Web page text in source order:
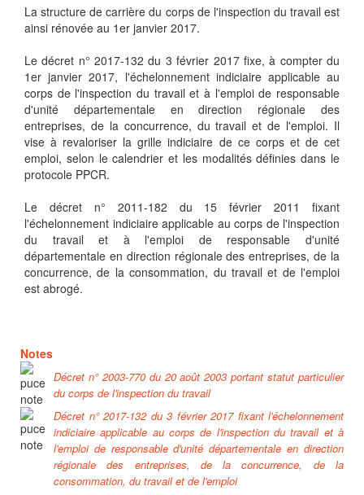
La structure de carrière du corps de l'inspection du travail est
ainsi rénovée au 1er janvier 2017.
Le décret n° 2017-132 du 3 février 2017 fixe, à compter du
1er janvier 2017, l'échelonnement indiciaire applicable au
corps de l'inspection du travail et à l'emploi de responsable
d'unité départementale en direction régionale des
entreprises, de la concurrence, du travail et de l'emploi. Il
vise à revaloriser la grille indiciaire de ce corps et de cet
emploi, selon le calendrier et les modalités définies dans le
protocole PPCR.
Le décret n° 2011-182 du 15 février 2011 fixant
l'échelonnement indiciaire applicable au corps de l'inspection
du travail et à l'emploi de responsable d'unité
départementale en direction régionale des entreprises, de la
concurrence, de la consommation, du travail et de l'emploi
est abrogé.
Notes
Décret n° 2003-770 du 20 août 2003 portant statut particulier
du corps de l'inspection du travail
Décret n° 2017-132 du 3 février 2017 fixant l'échelonnement
indiciaire applicable au corps de l'inspection du travail et à
l'emploi de responsable d'unité départementale en direction
régionale des entreprises, de la concurrence, de la
consommation, du travail et de l'emploi